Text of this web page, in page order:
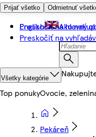
Prijať všetko Odmietnuť
Preskočiť na hlavný
Preskočiť na
English Ako
Všetky kategórie
Top ponukyOvocie,
Pekáreň